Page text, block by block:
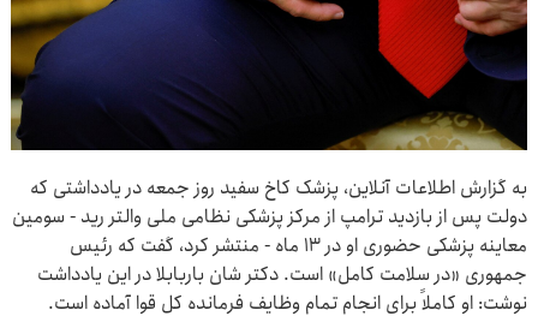
به گزارش اطلاعات آنلاین، پزشک کاخ سفید روز جمعه در یادداشتی که
دولت پس از بازدید ترامپ از مرکز پزشکی نظامی ملی والتر رید - سومین
معاینه پزشکی حضوری او در ۱۳ ماه - منتشر کرد، گفت که رئیس
جمهوری «در سلامت کامل» است. دکتر شان باربابلا در این یادداشت
نوشت: او کاملاً برای انجام تمام وظایف فرمانده کل قوا آماده است.